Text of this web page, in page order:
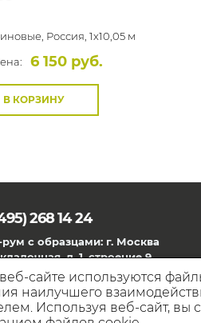
Россия, 1x10,05 м
6 150 руб.
В КОРЗИНУ
268 14 24
с образцами: г. Москва
д. 1, строение 9
сайте используются
наилучшего
Используя веб-сайт, вы